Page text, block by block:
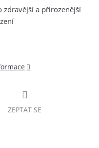
zdravější a přirozenější
ZEPTAT SE